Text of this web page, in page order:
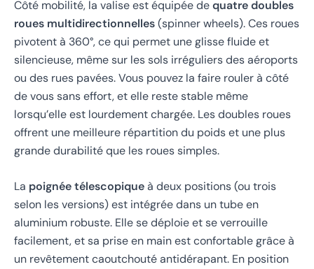
Côté mobilité, la valise est équipée dequatre doubles
roues multidirectionnelles(spinner wheels). Ces roues
pivotent à 360°, ce qui permet une glisse fluide et
silencieuse, même sur les sols irréguliers des aéroports
ou des rues pavées. Vous pouvez la faire rouler à côté
de vous sans effort, et elle reste stable même
lorsqu’elle est lourdement chargée. Les doubles roues
offrent une meilleure répartition du poids et une plus
grande durabilité que les roues simples.
La poignée télescopiqueà deux positions (ou trois
selon les versions) est intégrée dans un tube en
aluminium robuste. Elle se déploie et se verrouille
facilement, et sa prise en main est confortable grâce à
un revêtement caoutchouté antidérapant. En position